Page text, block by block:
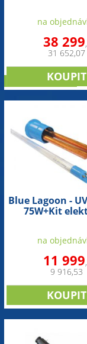
DOPORUČUJEME
na
38 299
31 652,07
Blue Lagoon -
75W+Kit
na
11 999
9 916,53